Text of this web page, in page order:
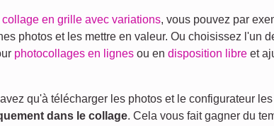
collage en grille avec variations, vous pouvez par
photos et les mettre en valeur. Ou choisissez l'un
photocollages en lignes ou en disposition libre et
qu'à télécharger les photos et le configurateur les
dans le collage. Cela vous fait gagner du